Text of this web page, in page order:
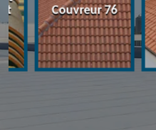
Couvreur 76